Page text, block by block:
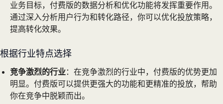
业务目标，付费版的数据分析和优化功能将发挥重要作用。
通过深入分析用户行为和转化路径，你可以优化投放策略，
提高转化效果。
根据行业特点选择
竞争激烈的行业：在竞争激烈的行业中，付费版的优势更加
明显。付费版可以提供更强大的功能和更精准的投放，帮助
你在竞争中脱颖而出。